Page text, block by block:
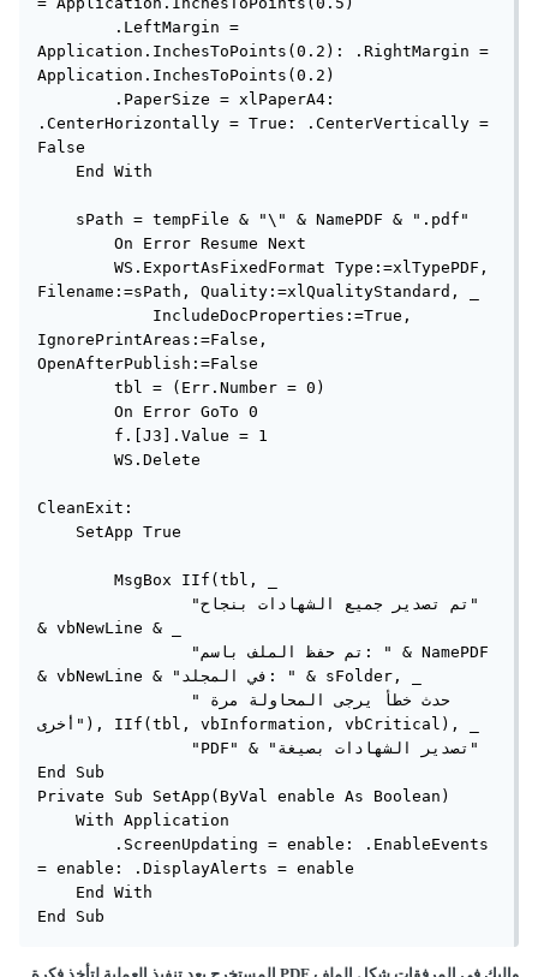
        .LeftMargin =
Application.InchesToPoints(0.2): .RightMargin =
Application.InchesToPoints(0.2)
        .PaperSize = xlPaperA4:
.CenterHorizontally = True: .CenterVertically =
False
    End With
    sPath = tempFile & "\" & NamePDF & ".pdf"
        On Error Resume Next
        WS.ExportAsFixedFormat Type:=xlTypePDF,
Filename:=sPath, Quality:=xlQualityStandard, _
            IncludeDocProperties:=True,
IgnorePrintAreas:=False,
OpenAfterPublish:=False
        tbl = (Err.Number = 0)
        On Error GoTo 0
        f.[J3].Value = 1
        WS.Delete
CleanExit:
    SetApp True
        MsgBox IIf(tbl, _
                "تم تصدير جميع الشهادات بنجاح"
& vbNewLine & _
                "تم حفظ الملف باسم: " & NamePDF
& vbNewLine & "في المجلد: " & sFolder, _
                "حدث خطأ يرجى المحاولة مرة
أخرى"), IIf(tbl, vbInformation, vbCritical), _
                "PDF" & "تصدير الشهادات بصيغة"
End Sub
Private Sub SetApp(ByVal enable As Boolean)
    With Application
        .ScreenUpdating = enable: .EnableEvents
= enable: .DisplayAlerts = enable
    End With
End Sub